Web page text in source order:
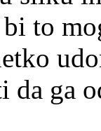
to
da ga